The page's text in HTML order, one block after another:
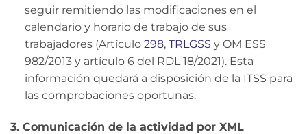
seguir remitiendo las modificaciones en el
calendario y horario de trabajo de sus
trabajadores (Artículo 298, TRLGSS y OM ESS
982/2013 y artículo 6 del RDL 18/2021). Esta
información quedará a disposición de la ITSS para
las comprobaciones oportunas.
3. Comunicación de la actividad por XML